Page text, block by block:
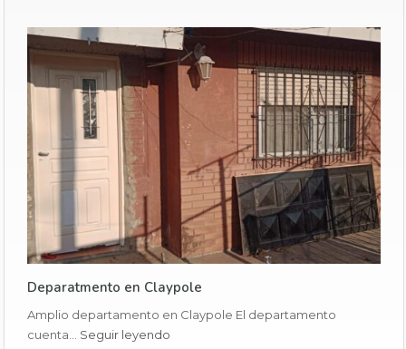
Deparatmento en Claypole
Amplio departamento en Claypole El departamento
cuenta… Seguir leyendo